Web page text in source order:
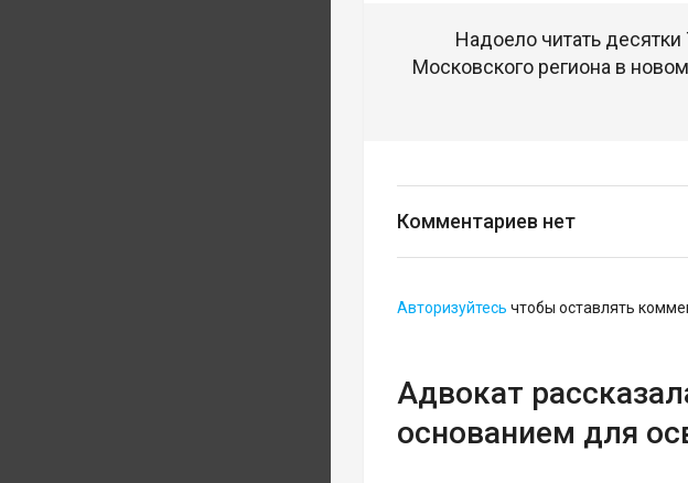
Надоело читать
Московского региона в
Комментариев нет
Авторизуйтесь чтобы оставлять
Адвокат
основанием для